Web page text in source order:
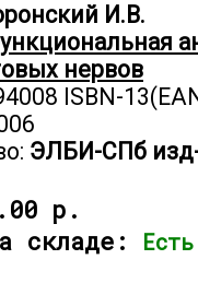
И.В.
нервов
ISBN-
ЭЛБИ-СПб
р.
складе: